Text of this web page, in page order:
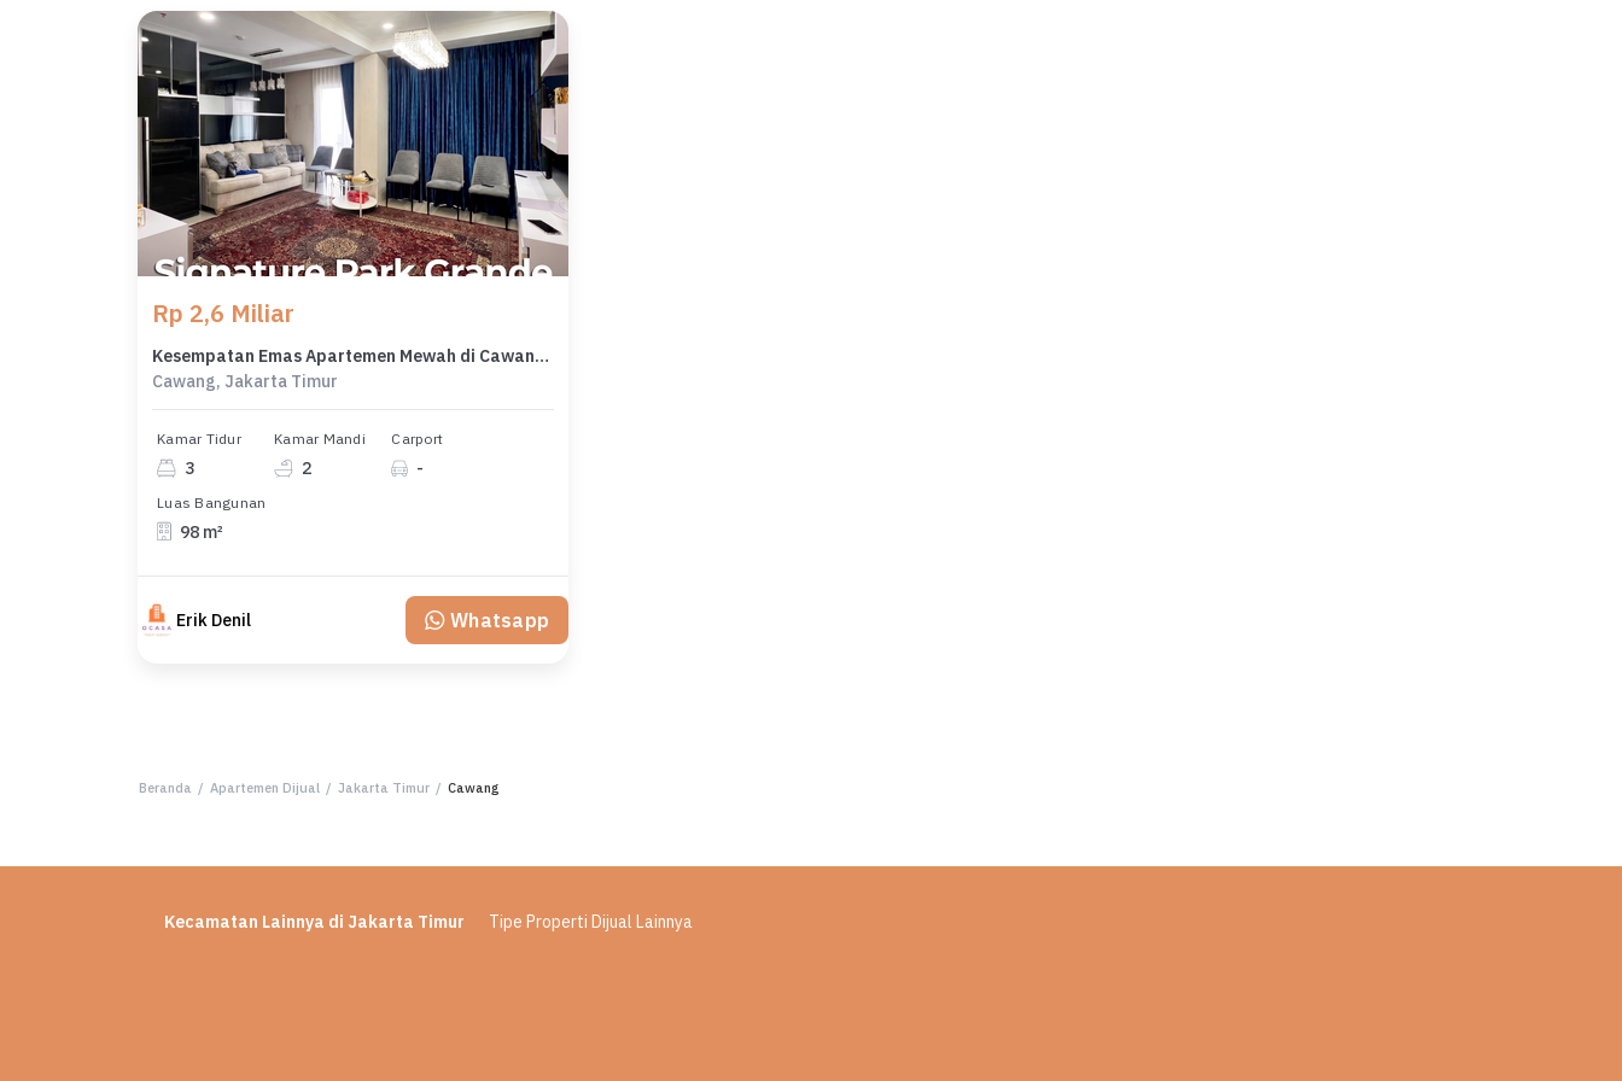
Rp 2,6 Miliar
Kesempatan Emas Apartemen Mewah di Cawang, Jakarta Timur, 3 KT
Cawang, Jakarta Timur
Kamar Tidur
3
Kamar Mandi
2
Carport
-
Luas Bangunan
98 m²
Erik Denil Whatsapp
Beranda / Apartemen Dijual / Jakarta Timur / Cawang
Kecamatan Lainnya di Jakarta Timur Tipe Properti Dijual Lainnya